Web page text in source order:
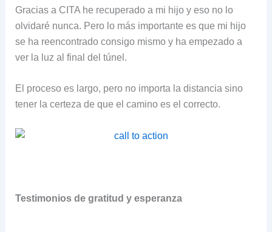
Gracias a CITA he recuperado a mi hijo y eso no lo
olvidaré nunca. Pero lo más importante es que mi hijo
se ha reencontrado consigo mismo y ha empezado a
ver la luz al final del túnel.
El proceso es largo, pero no importa la distancia sino
tener la certeza de que el camino es el correcto.
Testimonios de gratitud y esperanza